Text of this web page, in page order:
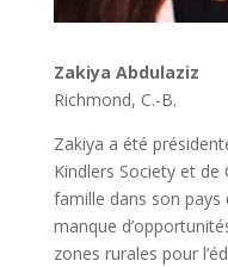
Zakiya Abdulaziz
Richmond, C.-B.
Zakiya a été
Kindlers Society et de
famille dans son pays
manque
zones rurales pour